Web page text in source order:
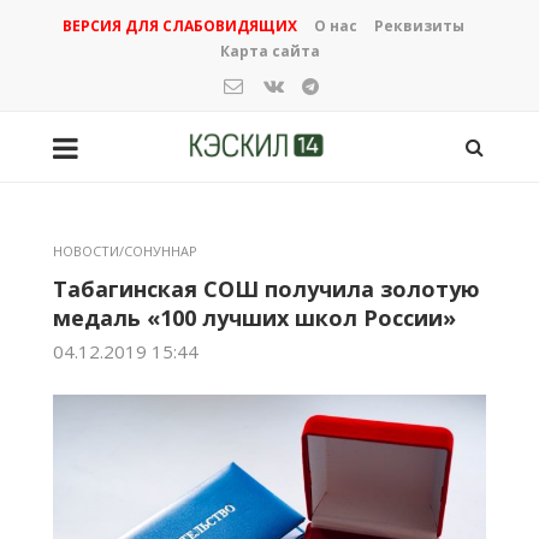
ВЕРСИЯ ДЛЯ СЛАБОВИДЯЩИХ О нас
Реквизиты
Карта сайта
НОВОСТИ/СОНУННАР
Табагинская СОШ получила золотую
медаль «100 лучших школ России»
04.12.2019 15:44